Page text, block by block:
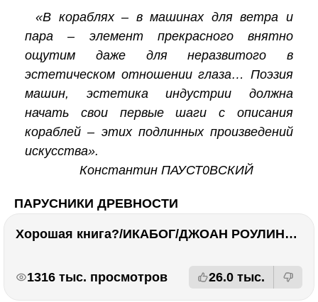
«В кораблях – в машинах для ветра и
пара – элемент прекрасного внятно
ощутим даже для неразвитого в
эстетическом отношении глаза… Поэзия
машин, эстетика индустрии должна
начать свои первые шаги с описания
кораблей – этих подлинных произведений
искусства».
Константин ПАУСТ0ВСКИЙ
ПАРУСНИКИ ДРЕВНОСТИ
Хорошая книга?/ИКАБОГ/ДЖОАН РОУЛИНГ/Есть ли смысл покупать?
1316 тыс. просмотров 26.0 тыс.